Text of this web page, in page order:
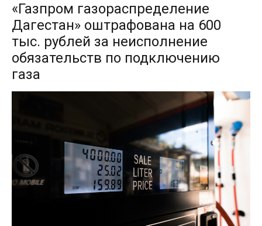
«Газпром газораспределение
Дагестан» оштрафована на 600
тыс. рублей за неисполнение
обязательств по подключению
газа